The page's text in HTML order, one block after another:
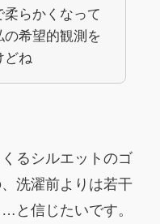
柔らかくなって
希望的観測を
どね
るシルエットのゴ
洗濯前よりは若干
と信じたいです。